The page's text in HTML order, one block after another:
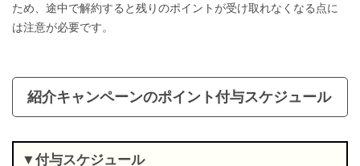
ため、途中で解約すると残りのポイントが受け取れなくなる点に
は注意が必要です。
紹介キャンペーンのポイント付与スケジュール
付与スケジュール